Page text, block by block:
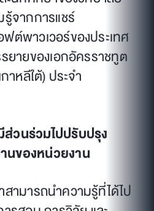
จากการแชร์
ต์พาวเวอร์ของประเทศ
ยายของเอกอัครราชทูต
าหลีใต้) ประจำ
วนร่วมไปปรับปรุง
ของหน่วยงาน
ามารถนำความรู้ที่ได้ไป